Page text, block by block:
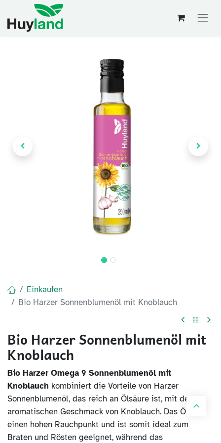
Einkaufen
Bio Harzer Sonnenblumenöl mit Knoblauch
Bio Harzer Sonnenblumenöl mit
Knoblauch
Bio Harzer Omega 9 Sonnenblumenöl mit
Knoblauch kombiniert die Vorteile von Harzer
Sonnenblumenöl, das reich an Ölsäure ist, mit dem
aromatischen Geschmack von Knoblauch. Das Öl hat
einen hohen Rauchpunkt und ist somit ideal zum
Braten und Rösten geeignet, während das